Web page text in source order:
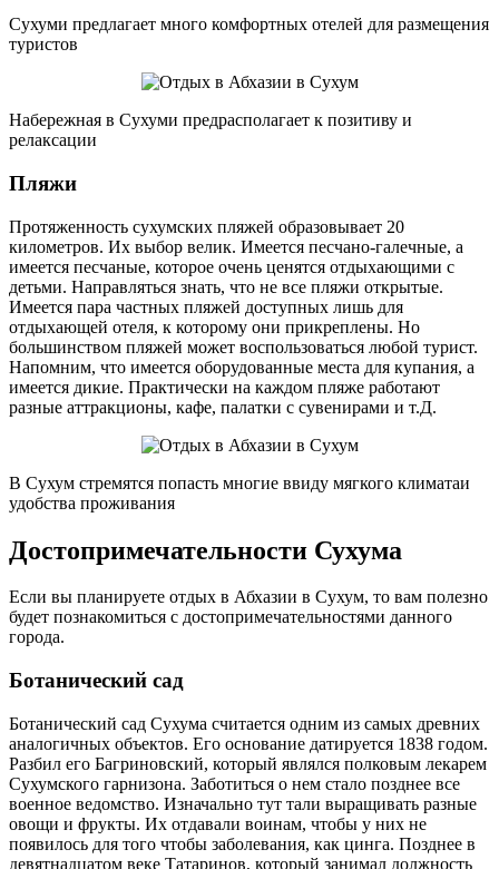
Сухуми предлагает много комфортных отелей для размещения
туристов
Набережная в Сухуми предрасполагает к позитиву и
релаксации
Пляжи
Протяженность сухумских пляжей образовывает 20
километров. Их выбор велик. Имеется песчано-галечные, а
имеется песчаные, которое очень ценятся отдыхающими с
детьми. Направляться знать, что не все пляжи открытые.
Имеется пара частных пляжей доступных лишь для
отдыхающей отеля, к которому они прикреплены. Но
большинством пляжей может воспользоваться любой турист.
Напомним, что имеется оборудованные места для купания, а
имеется дикие. Практически на каждом пляже работают
разные аттракционы, кафе, палатки с сувенирами и т.Д.
В Сухум стремятся попасть многие ввиду мягкого климатаи
удобства проживания
Достопримечательности Сухума
Если вы планируете отдых в Абхазии в Сухум, то вам полезно
будет познакомиться с достопримечательностями данного
города.
Ботанический сад
Ботанический сад Сухума считается одним из самых древних
аналогичных объектов. Его основание датируется 1838 годом.
Разбил его Багриновский, который являлся полковым лекарем
Сухумского гарнизона. Заботиться о нем стало позднее все
военное ведомство. Изначально тут тали выращивать разные
овощи и фрукты. Их отдавали воинам, чтобы у них не
появилось для того чтобы заболевания, как цинга. Позднее в
девятнадцатом веке Татаринов, который занимал должность